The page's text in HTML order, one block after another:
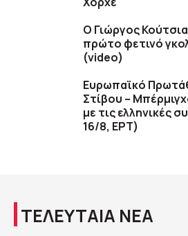
Ο Γιώργος
πρώτο φετινό
(video)
Ευρωπαϊκό
Στίβου –
με τις ελληνικές
16/8, ΕΡΤ)
ΤΕΛΕΥΤΑΙΑ ΝΕΑ